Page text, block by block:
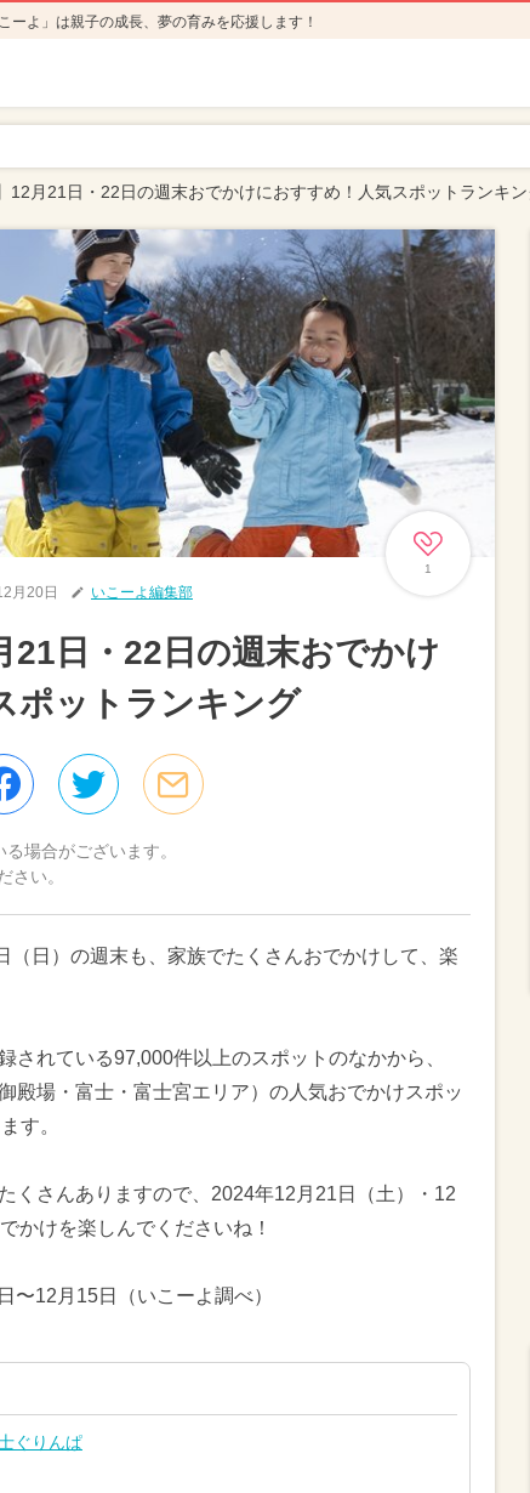
ーよ」は親子の成長、夢の育みを応援します！
12月21日・22日の週末おでかけにおすすめ！人気スポットランキ
1
月20日 いこーよ編集部
21日・22日の週末おでかけ
ポットランキング
場合がございます。
さい。
（日）の週末も、家族でたくさんおでかけして、楽
されている97,000件以上のスポットのなかから、
殿場・富士・富士宮エリア）の人気おでかけスポッ
す。
くさんありますので、2024年12月21日（土）・12
かけを楽しんでくださいね！
12月15日（いこーよ調べ）
ぐりんぱ